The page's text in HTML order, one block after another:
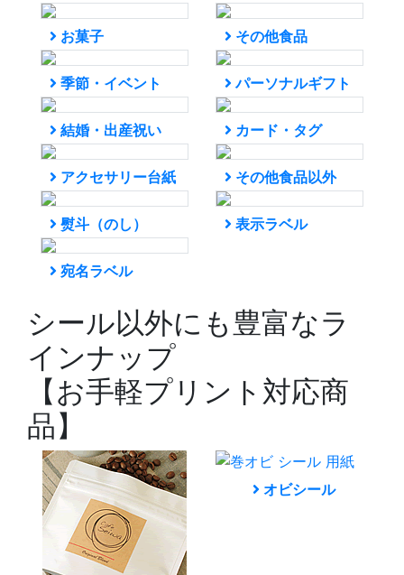
お菓子 その他食品
季節・イベント パーソナルギフト
結婚・出産祝い カード・タグ
アクセサリー台紙 その他食品以外
熨斗（のし） 表示ラベル
宛名ラベル
シール以外にも豊富なラ
インナップ
【お手軽プリント対応商
品】
オビシール